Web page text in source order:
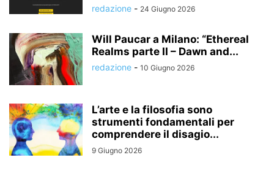
redazione - 24 Giugno 2026
Will Paucar a Milano: “Ethereal
Realms parte II – Dawn and...
redazione - 10 Giugno 2026
L’arte e la filosofia sono
strumenti fondamentali per
comprendere il disagio...
9 Giugno 2026